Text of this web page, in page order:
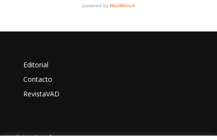
Editorial
Contacto
RevistaVAD
Aviso Legal